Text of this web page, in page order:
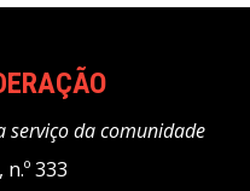
serviço da comunidade
333